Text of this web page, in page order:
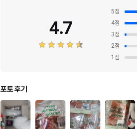
4.7
5점
4점
3점
2점
1 점
포토 후기